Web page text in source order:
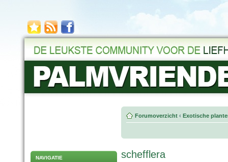
NAVIGATIE
Forumoverzicht ‹ Exotische
schefflera